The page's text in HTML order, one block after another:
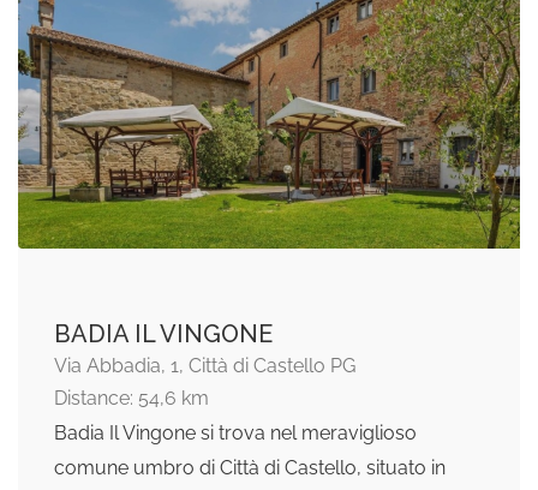
BADIA IL VINGONE
Via Abbadia, 1, Città di Castello PG
Distance: 54,6 km
Badia Il Vingone si trova nel meraviglioso
comune umbro di Città di Castello, situato in